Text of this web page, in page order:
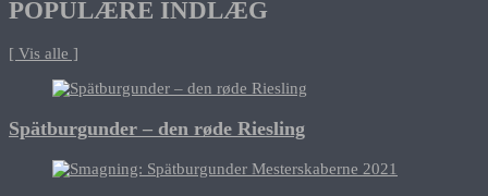
POPULÆRE INDLÆG
[ Vis alle ]
Spätburgunder – den røde Riesling